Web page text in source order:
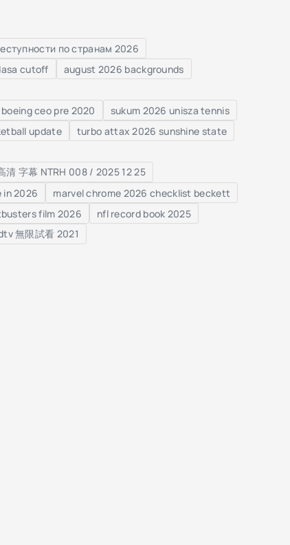
по странам 2026
cutoff
august 2026 backgrounds
boeing ceo pre 2020
sukum 2026 unisza tennis
update
turbo attax 2026 sunshine state
清 字幕 NTRH 008 / 2025 12 25
in 2026
marvel chrome 2026 checklist beckett
film 2026
nfl record book 2025
無限試看 2021